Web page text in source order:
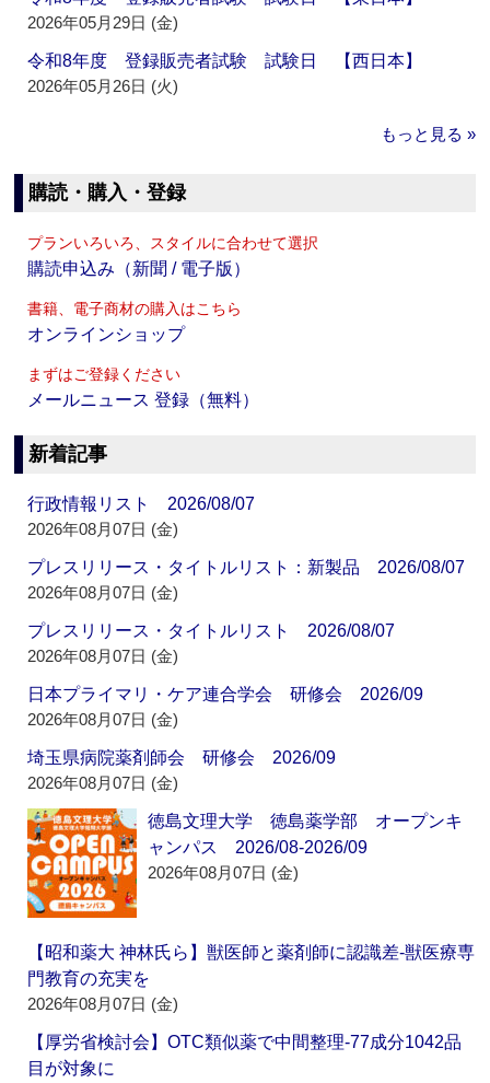
2026年05月29日 (金)
令和8年度 登録販売者試験 試験日 【西日本】
2026年05月26日 (火)
もっと見る »
購読・購入・登録
プランいろいろ、スタイルに合わせて選択
購読申込み（新聞 / 電子版）
書籍、電子商材の購入はこちら
オンラインショップ
まずはご登録ください
メールニュース 登録（無料）
新着記事
行政情報リスト 2026/08/07
2026年08月07日 (金)
プレスリリース・タイトルリスト：新製品 2026/08/07
2026年08月07日 (金)
プレスリリース・タイトルリスト 2026/08/07
2026年08月07日 (金)
日本プライマリ・ケア連合学会 研修会 2026/09
2026年08月07日 (金)
埼玉県病院薬剤師会 研修会 2026/09
2026年08月07日 (金)
徳島文理大学 徳島薬学部 オープンキ
ャンパス 2026/08-2026/09
2026年08月07日 (金)
【昭和薬大 神林氏ら】獣医師と薬剤師に認識差‐獣医療専
門教育の充実を
2026年08月07日 (金)
【厚労省検討会】OTC類似薬で中間整理‐77成分1042品
目が対象に